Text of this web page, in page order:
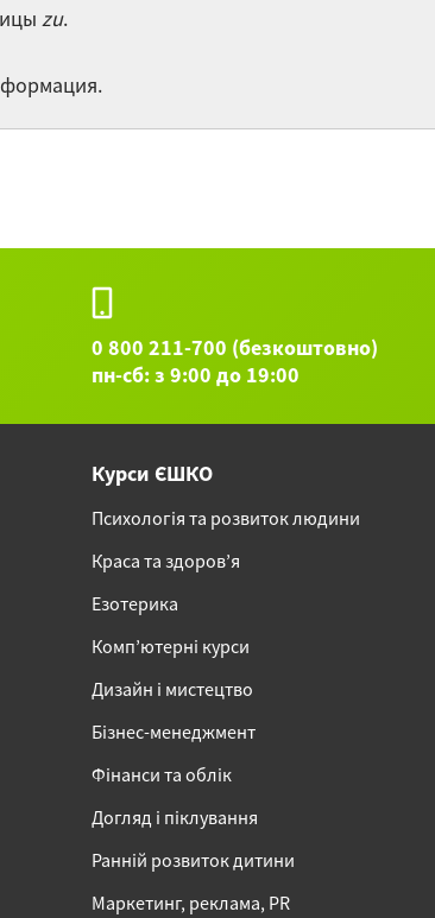
zu.
0 800 211-700 (безкоштовно)
пн-сб: з 9:00 до 19:00
Курси ЄШКО
Психологія та розвиток людини
Краса та здоров’я
Езотерика
Комп’ютерні курси
Дизайн і мистецтво
Бізнес-менеджмент
Фінанси та облік
Догляд і піклування
Ранній розвиток дитини
Маркетинг, реклама, PR